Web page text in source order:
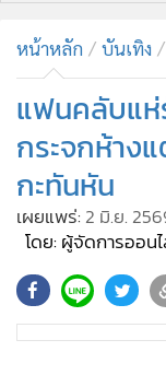
• บันเทิง
ผู้จัดการรายวัน
• คอลัมนิสต์
• ละคร
• CbizReview
• Cyber BIZ
• Good health &
• Green
หน้าหลัก บันเทิง
แฟนคลับแห่
กระจกห้าง
กะทันหัน
เผยแพร่: 2 มิ.ย.
โดย: ผู้จัดการออน